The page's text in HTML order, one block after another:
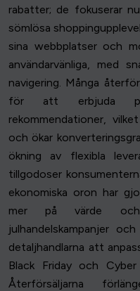
rabatter; de fokuserar
sömlösa
sina webbplatser och
användarvänliga, med
navigering. Många
för att erbjuda
rekommendationer,
och ökar
ökning av flexibla
tillgodoser
ekonomiska oron har
mer på värde och
julhandelskampanjer
detaljhandlarna att
Black Friday och
Återförsäljarna